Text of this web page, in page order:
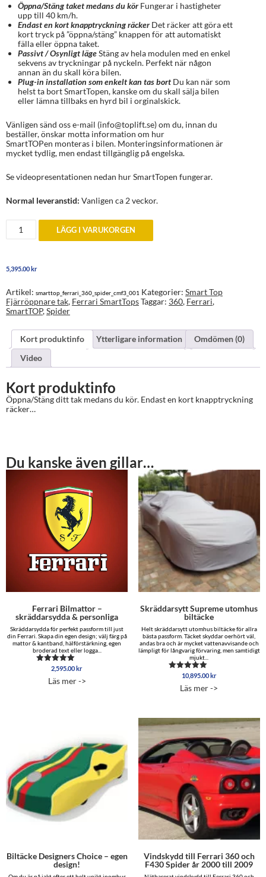
Öppna/Stäng taket medans du kör Fungerar i hastigheter
upp till 40 km/h.
Endast en kort knapptryckning räcker Det räcker att göra ett
kort tryck på ”öppna/stäng” knappen för att automatiskt
fälla eller öppna taket.
Passivt / Osynligt lägeStäng av hela modulen med en enkel
sekvens av tryckningar på nyckeln. Perfekt när någon
annan än du skall köra bilen.
Plug-in installation som enkelt kan tas bort Du kan när som
helst ta bort SmartTopen, kanske om du skall sälja bilen
eller lämna tillbaks en hyrd bil i orginalskick.
Vänligen sänd oss e-mail (info@toplift.se) om du, innan du
beställer, önskar motta information om hur
SmartTOPen monteras i bilen. Monteringsinformationen är
mycket tydlig, men endast tillgänglig på engelska.
Se videopresentationen nedan hur SmartTopen fungerar.
Normal leveranstid: Vanligen ca 2 veckor.
SmartTop
Ferrari
360
LÄGG I VARUKORGEN
5,395.00kr
Artikel: smarttop_ferrari_360_spider_cmf3_001 Kategorier: Smart Top
Fjärröppnare tak, Ferrari SmartTopsTaggar: 360, Ferrari,
SmartTOP,Spider
Kort produktinfo Ytterligare information
Omdömen (0)
Video
Kort produktinfo
Öppna/Stäng ditt tak medans du kör. Endast en kort knapptryckning
räcker…
Du kanske även gillar…
Ferrari Bilmattor –
skräddarsydda & personliga
Skräddarsydda för perfekt passform till just
din Ferrari. Skapa din egen design; välj färg på
mattor & kantband, hälförstärkning, egen
broderad text eller logga...
Betygsatt
av 5
2,595.00kr
Läs mer ->
Skräddarsytt Supreme utomhus
biltäcke
Helt skräddarsytt utomhus biltäcke för allra
bästa passform. Täcket skyddar oerhört väl,
andas bra och är mycket vattenavvisande och
lämpligt för långvarig förvaring, men samtidigt
mjukt...
Betygsatt
av 5
10,895.00kr
Läs mer ->
Biltäcke Designers Choice – egen
design!
Vindskydd till Ferrari 360 och
F430 Spider år 2000 till 2009